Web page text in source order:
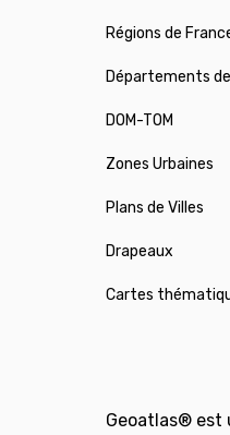
Régions de
Départements
DOM-TOM
Zones Urbaines
Plans de Villes
Drapeaux
Cartes
Geoatlas® est